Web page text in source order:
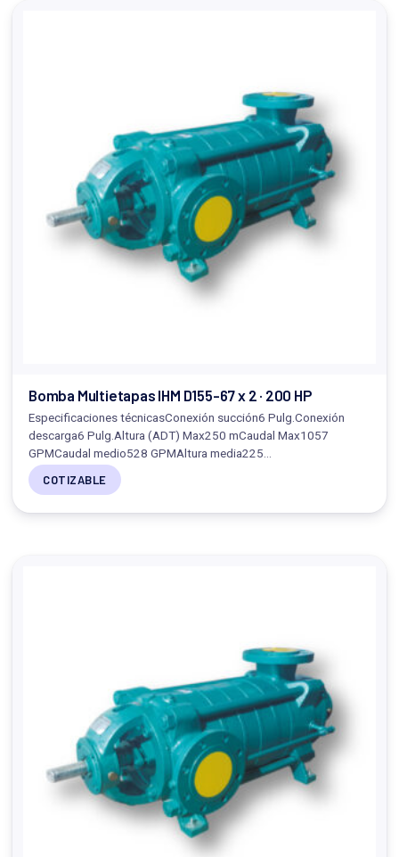
Bomba Multietapas IHM D155-67 x 2 · 200 HP
Especificaciones técnicasConexión succión6 Pulg.Conexión
descarga6 Pulg.Altura (ADT) Max250 mCaudal Max1057
GPMCaudal medio528 GPMAltura media225…
COTIZABLE